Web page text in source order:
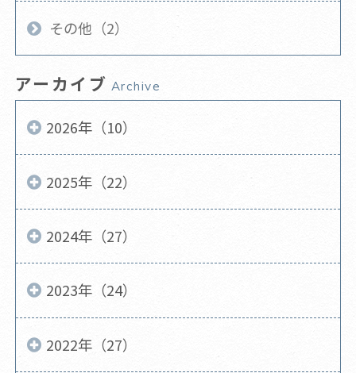
その他（2）
アーカイブ Archive
2026年（10）
2025年（22）
2024年（27）
2023年（24）
2022年（27）